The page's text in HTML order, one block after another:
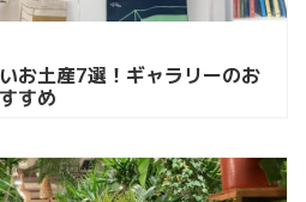
お土産7選！ギャラリーのお
すめ